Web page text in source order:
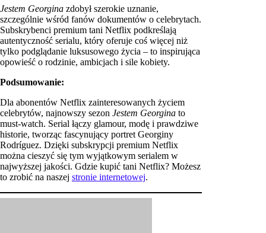
Jestem Georgina zdobył szerokie uznanie,
szczególnie wśród fanów dokumentów o celebrytach.
Subskrybenci premium tani Netflix podkreślają
autentyczność serialu, który oferuje coś więcej niż
tylko podglądanie luksusowego życia – to inspirująca
opowieść o rodzinie, ambicjach i sile kobiety.
Podsumowanie:
Dla abonentów Netflix zainteresowanych życiem
celebrytów, najnowszy sezon Jestem Georgina to
must-watch. Serial łączy glamour, modę i prawdziwe
historie, tworząc fascynujący portret Georginy
Rodríguez. Dzięki subskrypcji premium Netflix
można cieszyć się tym wyjątkowym serialem w
najwyższej jakości. Gdzie kupić tani Netflix? Możesz
to zrobić na naszej stronie internetowej.